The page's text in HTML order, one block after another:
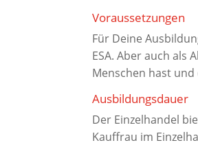
Voraussetzungen
Für Deine
ESA. Aber auch
Menschen hast
Ausbildungsdauer
Der Einzelhandel
Kauffrau im